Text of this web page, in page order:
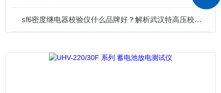
sf6密度继电器校验仪什么品牌好？解析武汉特高压校验仪的实用功能